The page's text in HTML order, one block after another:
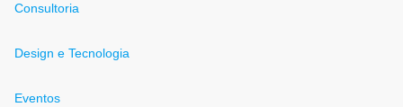
Consultoria
Design e Tecnologia
Eventos